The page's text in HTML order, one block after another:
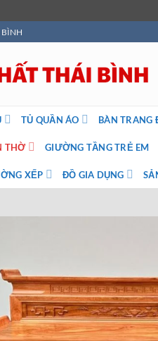
BÌNH
TỦ QUẦN ÁO BÀN TRANG
THỜ GIƯỜNG TẦNG TRẺ EM
XẾP ĐỒ GIA DỤNG